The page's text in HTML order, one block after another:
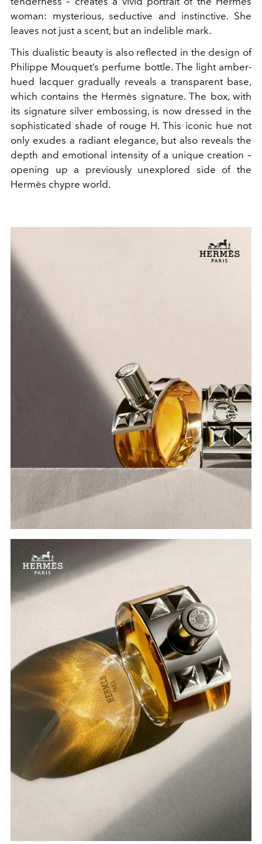
woman: mysterious, seductive and instinctive. She
leaves not just a scent, but an indelible mark.
This dualistic beauty is also reflected in the design of
Philippe Mouquet’s perfume bottle. The light amber-
hued lacquer gradually reveals a transparent base,
which contains the Hermès signature. The box, with
its signature silver embossing, is now dressed in the
sophisticated shade of rouge H. This iconic hue not
only exudes a radiant elegance, but also reveals the
depth and emotional intensity of a unique creation –
opening up a previously unexplored side of the
Hermès chypre world.